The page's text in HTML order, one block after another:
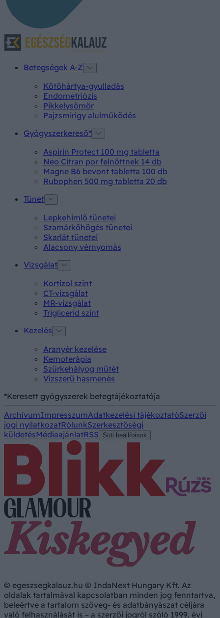
Betegségek A-Z
Kötőhártya-gyulladás
Endometriózis
Pikkelysömör
Pajzsmirigy alulműködés
Gyógyszerkereső*
Aspirin Protect 100 mg tabletta
Neo Citran por felnőttnek 14 db
Magne B6 bevont tabletta 100 db
Rubophen 500 mg tabletta 20 db
Tünet
Lepkehimlő tünetei
Szamárköhögés tünetei
Skarlát tünetei
Alacsony vérnyomás
Vizsgálat
Kortizol szint
CT-vizsgálat
MR-vizsgálat
Triglicerid szint
Kezelés
Aranyér kezelése
Kemoterápia
Szürkehályog műtét
Vízszerű hasmenés
*Keresett gyógyszerek betegtájékoztatója
ArchívumImpresszumAdatkezelési tájékoztatóSzerzői
jogi nyilatkozatRólunkSzerkesztőségi
küldetésMédiaajánlatRSS Süti beállítások
© egeszsegkalauz.hu © IndaNext Hungary Kft. Az
oldalak tartalmával kapcsolatban minden jog fenntartva,
beleértve a tartalom szöveg- és adatbányászat céljára
való felhasználását is – a szerzői jogról szóló 1999. évi